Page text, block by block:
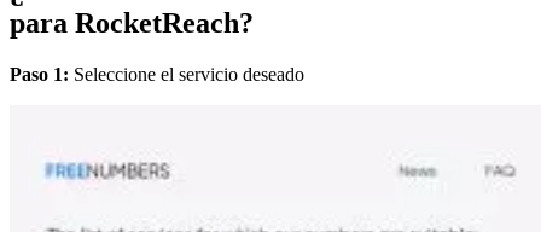
para RocketReach?
Paso 1: Seleccione el servicio deseado